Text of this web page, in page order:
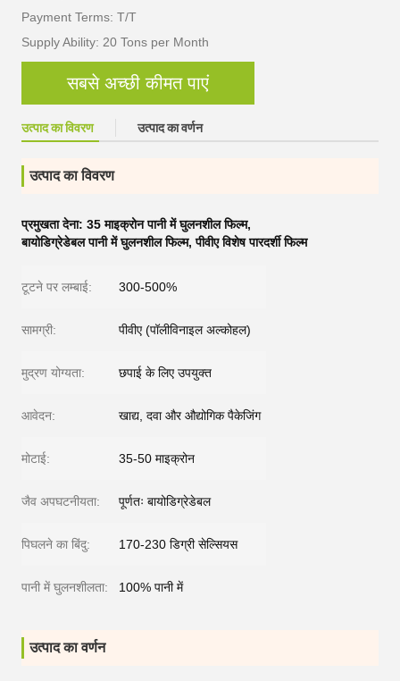
Payment Terms: T/T
Supply Ability: 20 Tons per Month
सबसे अच्छी कीमत पाएं
उत्पाद का विवरण उत्पाद का वर्णन
उत्पाद का विवरण
प्रमुखता देना: 35 माइक्रोन पानी में घुलनशील फिल्म,
बायोडिग्रेडेबल पानी में घुलनशील फिल्म,पीवीए विशेष पारदर्शी फिल्म
टूटने पर लम्बाई: 300-500%
सामग्री: पीवीए (पॉलीविनाइल अल्कोहल)
मुद्रण योग्यता: छपाई के लिए उपयुक्त
आवेदन: खाद्य, दवा और औद्योगिक पैकेजिंग
मोटाई: 35-50 माइक्रोन
जैव अपघटनीयता: पूर्णतः बायोडिग्रेडेबल
पिघलने का बिंदु: 170-230 डिग्री सेल्सियस
पानी में घुलनशीलता: 100% पानी में
उत्पाद का वर्णन